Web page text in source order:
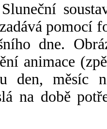
pomocí
dne.
animace
den, měsíc
na době